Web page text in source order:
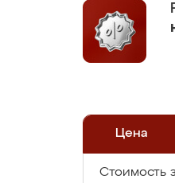
Цена
Стоимость